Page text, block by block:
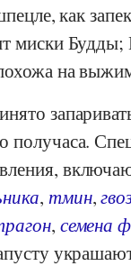
как
миски
на
получаса.
, тмин,
, семена